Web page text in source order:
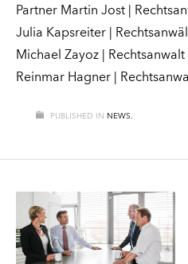
Partner Martin Jost |
Julia Kapsreiter |
Michael Zayoz |
Reinmar Hagner |
PUBLISHED IN NEWS.